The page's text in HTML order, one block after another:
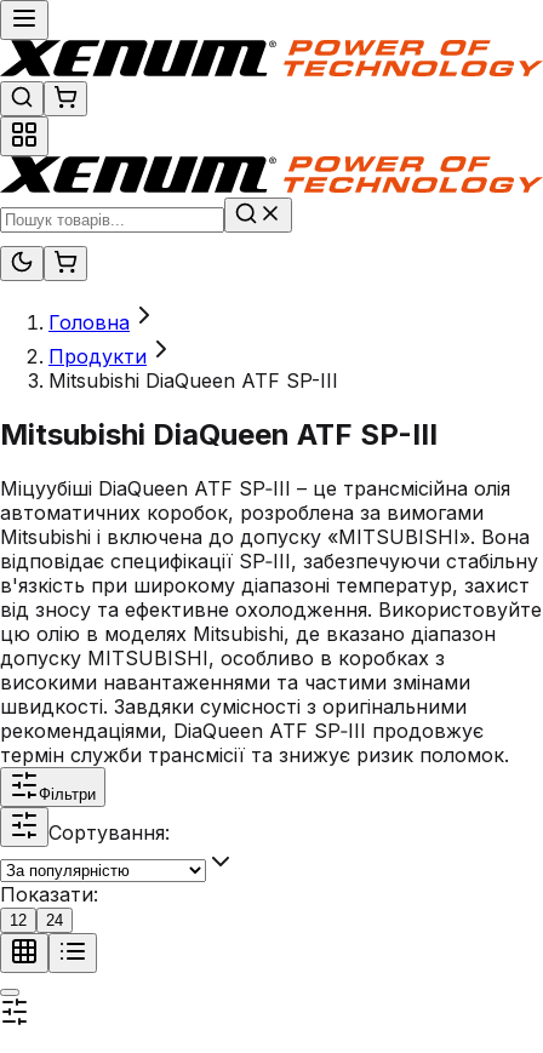
Головна
Продукти
Mitsubishi DiaQueen ATF SP-III
Mitsubishi DiaQueen ATF SP-III
Міцуубіші DiaQueen ATF SP‑III – це трансмісійна олія
автоматичних коробок, розроблена за вимогами
Mitsubishi і включена до допуску «MITSUBISHI». Вона
відповідає специфікації SP‑III, забезпечуючи стабільну
в'язкість при широкому діапазоні температур, захист
від зносу та ефективне охолодження. Використовуйте
цю олію в моделях Mitsubishi, де вказано діапазон
допуску MITSUBISHI, особливо в коробках з
високими навантаженнями та частими змінами
швидкості. Завдяки сумісності з оригінальними
рекомендаціями, DiaQueen ATF SP‑III продовжує
термін служби трансмісії та знижує ризик поломок.
Фільтри
Сортування:
Показати:
12 24